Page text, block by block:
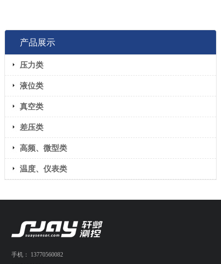
产品展示
压力类
液位类
真空类
差压类
高频、微型类
温度、仪表类
手机： 13770560082